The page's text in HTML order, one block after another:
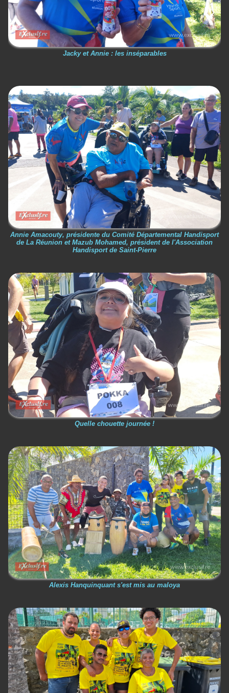
Jacky et Annie : les inséparables
Annie Amacouty, présidente du Comité Départemental Handisport
de La Réunion et Mazub Mohamed, président de l'Association
Handisport de Saint-Pierre
Quelle chouette journée !
Alexis Hanquinquant s'est mis au maloya